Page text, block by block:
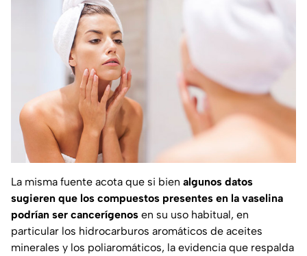
La misma fuente acota que si bien algunos datos
sugieren que los compuestos presentes en la vaselina
podrían ser cancerígenos en su uso habitual, en
particular los hidrocarburos aromáticos de aceites
minerales y los poliaromáticos, la evidencia que respalda